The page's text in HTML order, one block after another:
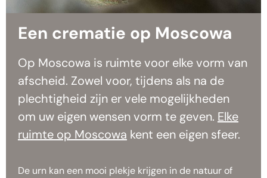
Een crematie op Moscowa
Op Moscowa is ruimte voor elke vorm van
afscheid. Zowel voor, tijdens als na de
plechtigheid zijn er vele mogelijkheden
om uw eigen wensen vorm te geven. Elke
ruimte op Moscowa kent een eigen sfeer.
De urn kan een mooi plekje krijgen in de natuur of